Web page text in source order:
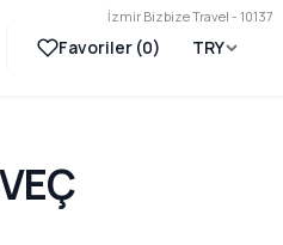
İzmir Bizbize Travel - 10137
Favoriler (0) TRY